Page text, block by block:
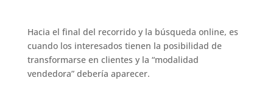
Hacia el final del recorrido y la búsqueda online, es
cuando los interesados tienen la posibilidad de
transformarse en clientes y la “modalidad
vendedora” debería aparecer.